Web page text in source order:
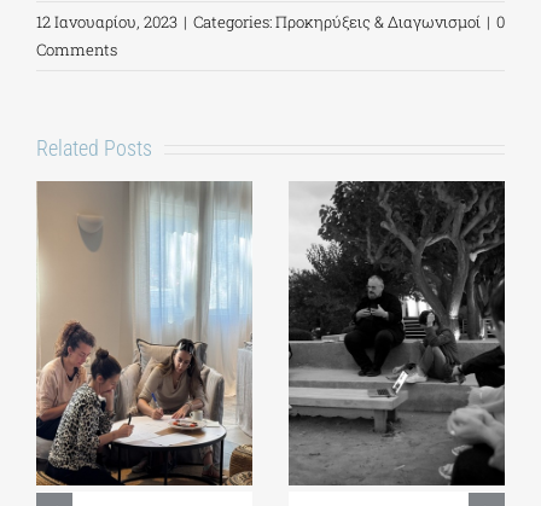
12 Ιανουαρίου, 2023 | Categories:Προκηρύξεις & Διαγωνισμοί | 0
Comments
Related Posts